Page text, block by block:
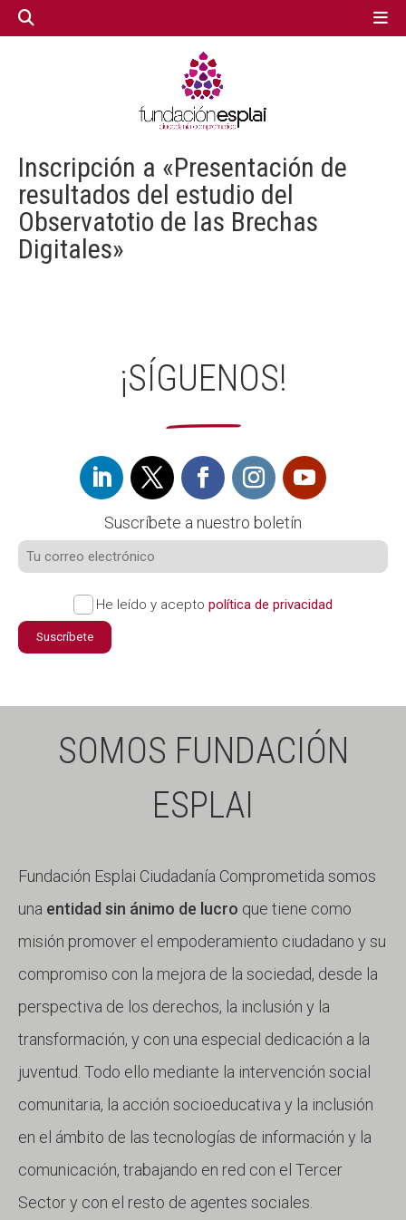
Inscripción a «Presentación de
resultados del estudio del
Observatotio de las Brechas
Digitales»
¡SÍGUENOS!
Suscríbete a nuestro boletín
He leído y acepto política de privacidad
Suscríbete
SOMOS FUNDACIÓN
ESPLAI
Fundación Esplai Ciudadanía Comprometida somos
una entidad sin ánimo de lucro que tiene como
misión promover el empoderamiento ciudadano y su
compromiso con la mejora de la sociedad, desde la
perspectiva de los derechos, la inclusión y la
transformación, y con una especial dedicación a la
juventud. Todo ello mediante la intervención social
comunitaria, la acción socioeducativa y la inclusión
en el ámbito de las tecnologías de información y la
comunicación, trabajando en red con el Tercer
Sector y con el resto de agentes sociales.
GESTIÓN TERCER SECTOR
CONECTA IA
VOLUNTARIADO.NET
GESTIÓN TERCER SECTOR
CONECTA IA
VOLUNTARIADO.NET